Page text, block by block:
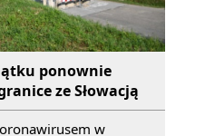
ponownie
ze Słowacją
w